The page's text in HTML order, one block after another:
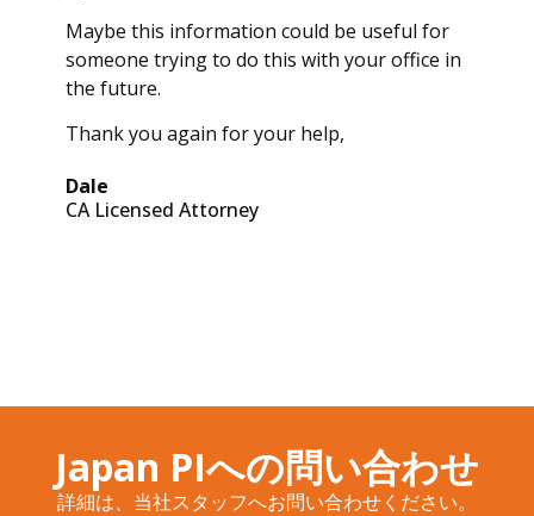
Maybe this information could be useful for
someone trying to do this with your office in
the future.
Thank you again for your help,
Dale
CA Licensed Attorney
Japan PIへの問い合わせ
詳細は、当社スタッフへお問い合わせください。